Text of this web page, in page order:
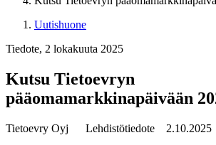
Uutishuone
Tiedote, 2 lokakuuta 2025
Kutsu Tietoevryn
pääomamarkkinapäivään
Tietoevry Oyj Lehdistötiedote 2.10.2025